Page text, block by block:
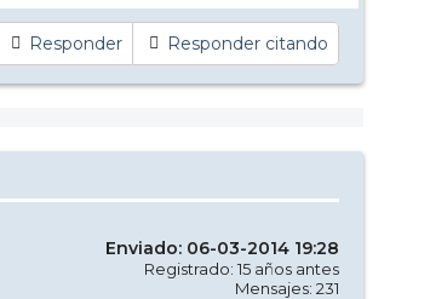
Responder Responder citando
Enviado: 06-03-2014 19:28
Registrado: 15 años antes
Mensajes: 231